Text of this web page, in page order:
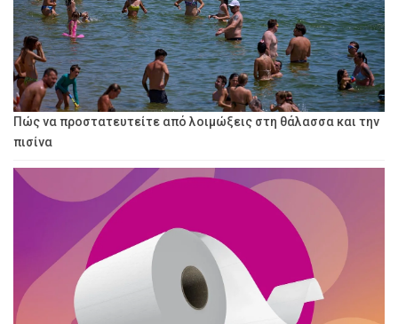
Πώς να προστατευτείτε από λοιμώξεις στη θάλασσα και την
πισίνα